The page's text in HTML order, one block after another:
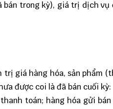
trong kỳ), giá trị dịch vụ
giá hàng hóa, sản phẩm
được coi là đã bán cuối kỳ:
toán; hàng hóa gửi